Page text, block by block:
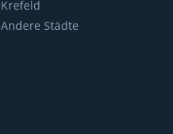
Krefeld
Andere Städte